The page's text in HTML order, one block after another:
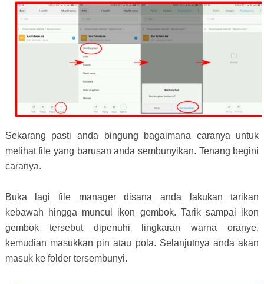
Sekarang pasti anda bingung bagaimana caranya untuk
melihat file yang barusan anda sembunyikan. Tenang begini
caranya.
Buka lagi file manager disana anda lakukan tarikan
kebawah hingga muncul ikon gembok. Tarik sampai ikon
gembok tersebut dipenuhi lingkaran warna oranye.
kemudian masukkan pin atau pola. Selanjutnya anda akan
masuk ke folder tersembunyi.